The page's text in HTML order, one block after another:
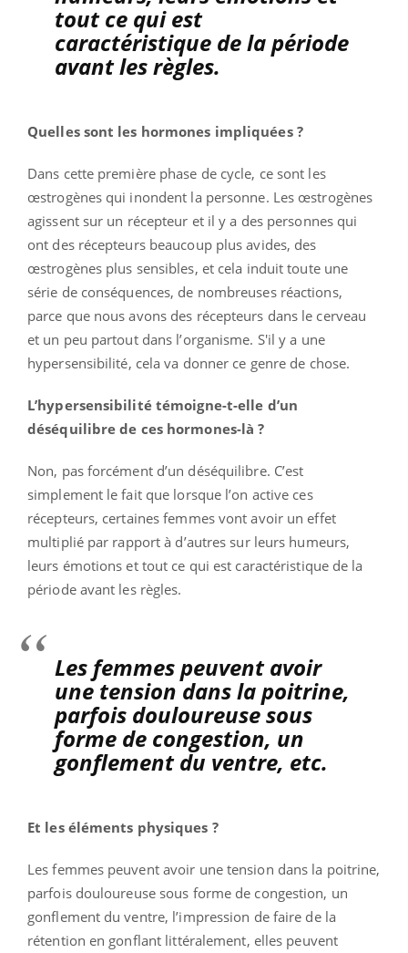
tout ce qui est
caractéristique de la période
avant les règles.
Quelles sont les hormones impliquées ?
Dans cette première phase de cycle, ce sont les
œstrogènes qui inondent la personne. Les œstrogènes
agissent sur un récepteur et il y a des personnes qui
ont des récepteurs beaucoup plus avides, des
œstrogènes plus sensibles, et cela induit toute une
série de conséquences, de nombreuses réactions,
parce que nous avons des récepteurs dans le cerveau
et un peu partout dans l’organisme. S'il y a une
hypersensibilité, cela va donner ce genre de chose.
L’hypersensibilité témoigne-t-elle d’un
déséquilibre de ces hormones-là ?
Non, pas forcément d’un déséquilibre. C’est
simplement le fait que lorsque l’on active ces
récepteurs, certaines femmes vont avoir un effet
multiplié par rapport à d’autres sur leurs humeurs,
leurs émotions et tout ce qui est caractéristique de la
période avant les règles.
Les femmes peuvent avoir
une tension dans la poitrine,
parfois douloureuse sous
forme de congestion, un
gonflement du ventre, etc.
Et les éléments physiques ?
Les femmes peuvent avoir une tension dans la poitrine,
parfois douloureuse sous forme de congestion, un
gonflement du ventre, l’impression de faire de la
rétention en gonflant littéralement, elles peuvent